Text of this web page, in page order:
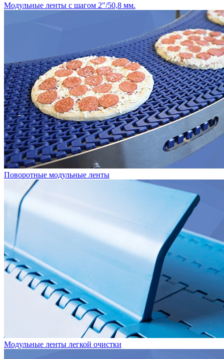
Модульные ленты с шагом 2"/50,8 мм.
Поворотные модульные ленты
Модульные ленты легкой очистки